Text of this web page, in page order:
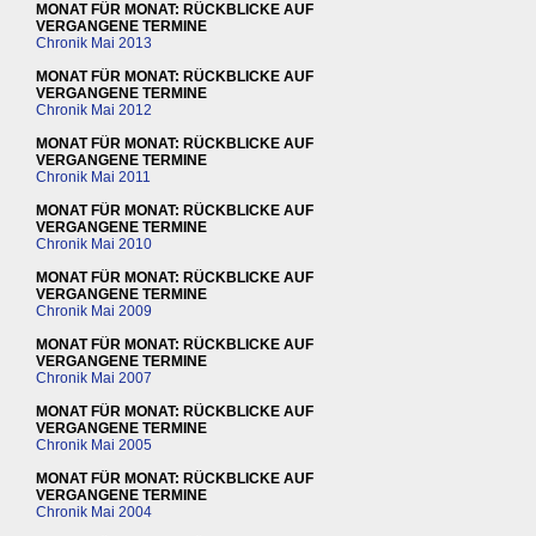
MONAT FÜR MONAT: RÜCKBLICKE AUF
VERGANGENE TERMINE
Chronik Mai 2013
MONAT FÜR MONAT: RÜCKBLICKE AUF
VERGANGENE TERMINE
Chronik Mai 2012
MONAT FÜR MONAT: RÜCKBLICKE AUF
VERGANGENE TERMINE
Chronik Mai 2011
MONAT FÜR MONAT: RÜCKBLICKE AUF
VERGANGENE TERMINE
Chronik Mai 2010
MONAT FÜR MONAT: RÜCKBLICKE AUF
VERGANGENE TERMINE
Chronik Mai 2009
MONAT FÜR MONAT: RÜCKBLICKE AUF
VERGANGENE TERMINE
Chronik Mai 2007
MONAT FÜR MONAT: RÜCKBLICKE AUF
VERGANGENE TERMINE
Chronik Mai 2005
MONAT FÜR MONAT: RÜCKBLICKE AUF
VERGANGENE TERMINE
Chronik Mai 2004